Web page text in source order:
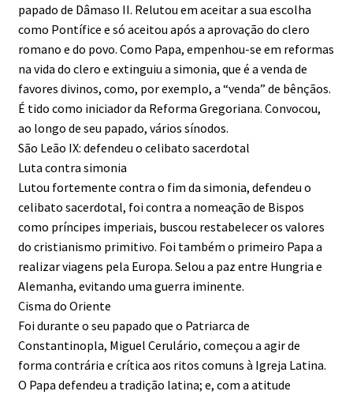
papado de Dâmaso II. Relutou em aceitar a sua escolha
como Pontífice e só aceitou após a aprovação do clero
romano e do povo. Como Papa, empenhou-se em reformas
na vida do clero e extinguiu a simonia, que é a venda de
favores divinos, como, por exemplo, a “venda” de bênçãos.
É tido como iniciador da Reforma Gregoriana. Convocou,
ao longo de seu papado, vários sínodos.
São Leão IX: defendeu o celibato sacerdotal
Luta contra simonia
Lutou fortemente contra o fim da simonia, defendeu o
celibato sacerdotal, foi contra a nomeação de Bispos
como príncipes imperiais, buscou restabelecer os valores
do cristianismo primitivo. Foi também o primeiro Papa a
realizar viagens pela Europa. Selou a paz entre Hungria e
Alemanha, evitando uma guerra iminente.
Cisma do Oriente
Foi durante o seu papado que o Patriarca de
Constantinopla, Miguel Cerulário, começou a agir de
forma contrária e crítica aos ritos comuns à Igreja Latina.
O Papa defendeu a tradição latina; e, com a atitude